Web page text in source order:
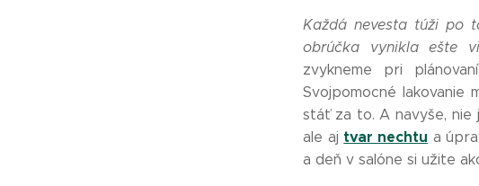
Každá nevesta túži po
obrúčka vynikla ešte
zvykneme pri
Svojpomocné lakovanie
stáť za to. A navyše, nie
ale aj tvar nechtu a
a deň v salóne si užite